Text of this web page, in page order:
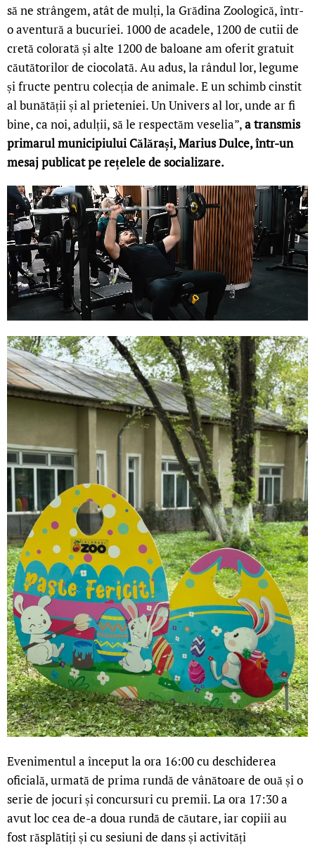
să ne strângem, atât de mulți, la Grădina Zoologică, într-
o aventură a bucuriei. 1000 de acadele, 1200 de cutii de
cretă colorată și alte 1200 de baloane am oferit gratuit
căutătorilor de ciocolată. Au adus, la rândul lor, legume
și fructe pentru colecția de animale. E un schimb cinstit
al bunătății și al prieteniei. Un Univers al lor, unde ar fi
bine, ca noi, adulții, să le respectăm veselia”,a transmis
primarul municipiului Călărași, Marius Dulce, într-un
mesaj publicat pe rețelele de socializare.
Evenimentul a început la ora 16:00 cu deschiderea
oficială, urmată de prima rundă de vânătoare de ouă și o
serie de jocuri și concursuri cu premii. La ora 17:30 a
avut loc cea de-a doua rundă de căutare, iar copiii au
fost răsplătiți și cu sesiuni de dans și activități